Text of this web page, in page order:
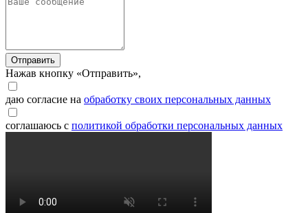
Отправить
Нажав кнопку «Отправить»,
даю согласие на обработку своих персональных данных
соглашаюсь с политикой обработки персональных данных